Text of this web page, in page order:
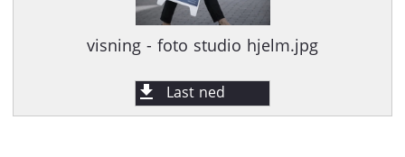
visning - foto studio hjelm.jpg
Last ned